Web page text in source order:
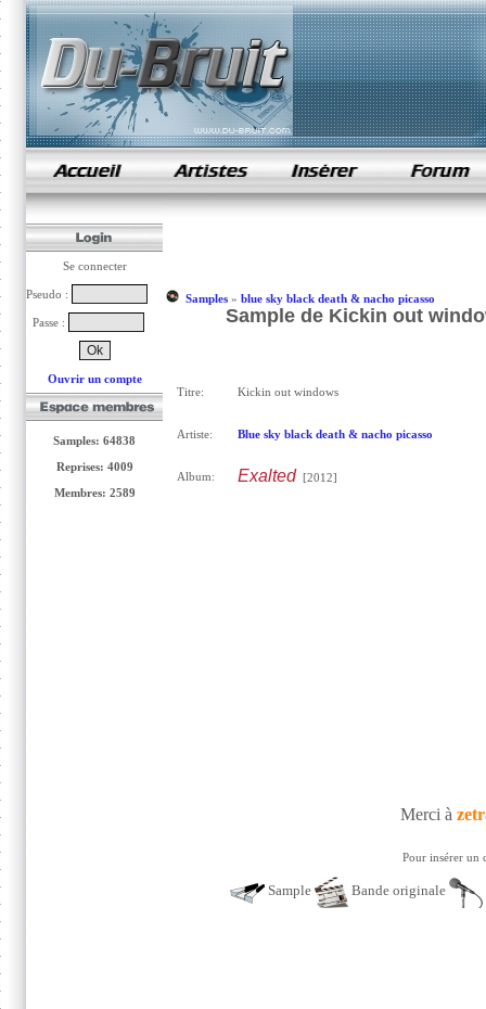
samples de rap
Se connecter
Pseudo :
Passe :
Ouvrir un compte
Samples: 64838
Reprises: 4009
Membres: 2589
Samples» blue sky black death & nacho picasso
Sample de Kickin out
Titre: Kickin out windows
Artiste: Blue sky black death & nacho picasso
Album: Exalted[2012]
Merci à
Pour insérer un
Sample Bande originale